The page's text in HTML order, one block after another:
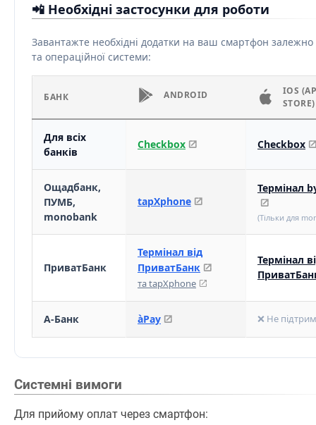
📲 Необхідні застосунки для роботи
Завантажте необхідні додатки на ваш смартфон залежно
та операційної системи:
БАНК ANDROID
IOS
STORE)
Для всіх
банків
Checkbox Checkbox
Ощадбанк,
ПУМБ,
monobank
tapXphone
Термінал
(Тільки для
ПриватБанк
Термінал від
ПриватБанк
та tapXphone
Термінал
А-Банк àPay ❌ Не
Системні вимоги
Для прийому оплат через смартфон: